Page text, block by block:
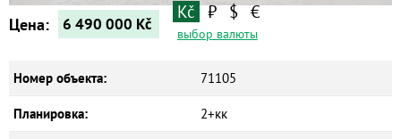
Цена: 6 490 000 Kč
Kč ₽ $ €
выбор валюты
Номер объекта: 71105
Планировка: 2+кк